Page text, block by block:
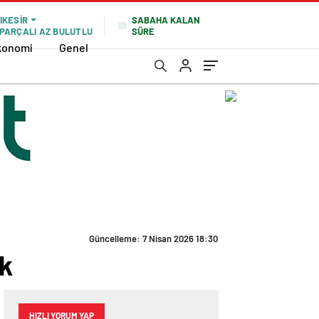
AZ BULUTLU
SABAHA KALAN
SÜRE
Genel
Güncelleme: 7 Nisan 2026 18:30
HIZLI YORUM YAP